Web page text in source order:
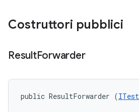
Costruttori pubblici
ResultForwarder
public ResultForwarder (